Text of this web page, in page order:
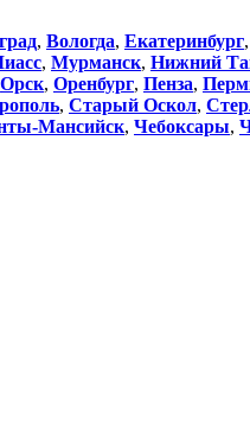
, Вологда, Екатеринбург,
, Мурманск, Нижний
Орск, Оренбург, Пенза,
, Старый Оскол,
Мансийск, Чебоксары,